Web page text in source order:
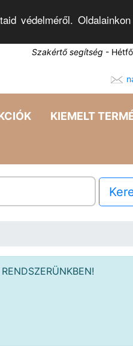
védelméről.
Szakértő segítség -
KIEMELT